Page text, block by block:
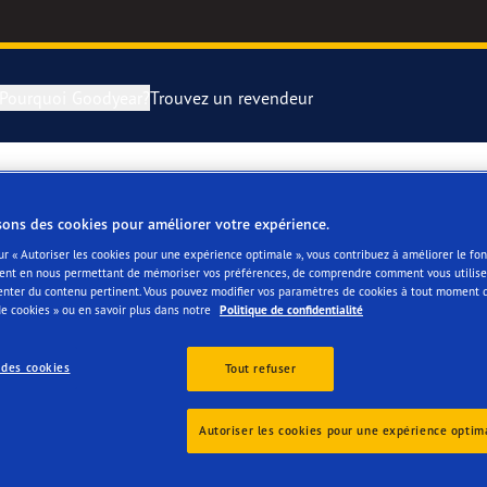
Pourquoi Goodyear?
F1 SuperSport
Performance 2
F1 Asymmetric 6
Trouvez un revendeur
des cookies pour améliorer votre expérience.
« Autoriser les cookies pour une expérience optimale », vous contribuez à améliorer le
en nous permettant de mémoriser vos préférences, de comprendre comment vous
du contenu pertinent. Vous pouvez modifier vos paramètres de cookies à tout moment
cookies » ou en savoir plus dans notre Politique de confidentialité
cookies Tout refuser
Autoriser les cookies pour une expérience